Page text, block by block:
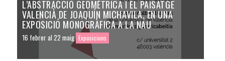
L’ABSTRACCIÓ GEOMÈTRICA I EL PAISATGE
VALENCIÀ DE JOAQUÍN MICHAVILA, EN UNA
EXPOSICIÓ MONOGRÀFICA A LA NAU
16 febrer al 22 maig Exposicions